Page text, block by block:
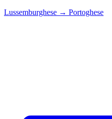
Lussemburghese → Portoghese